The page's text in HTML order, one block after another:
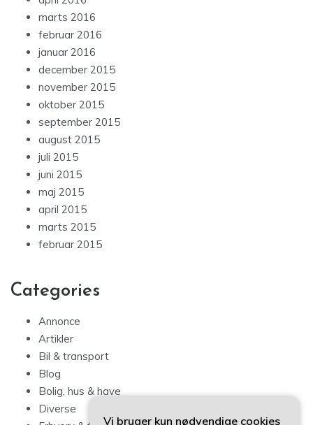
marts 2016
februar 2016
januar 2016
december 2015
november 2015
oktober 2015
september 2015
august 2015
juli 2015
juni 2015
maj 2015
april 2015
marts 2015
februar 2015
Categories
Annonce
Artikler
Bil & transport
Blog
Bolig, hus & have
Diverse
Vi bruger kun nødvendige cookies